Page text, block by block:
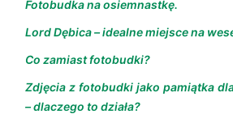
Fotobudka na osiemnastkę.
Lord Dębica – idealne miejsce na
Co zamiast fotobudki?
Zdjęcia z fotobudki jako pamiątka
– dlaczego to działa?